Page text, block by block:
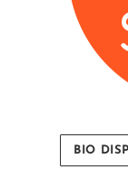
BIO